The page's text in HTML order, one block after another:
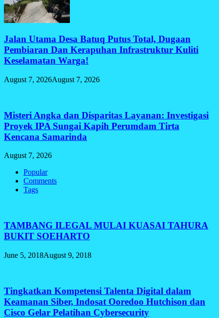
Jalan Utama Desa Batuq Putus Total, Dugaan
Pembiaran Dan Kerapuhan Infrastruktur Kuliti
Keselamatan Warga!
August 7, 2026August 7, 2026
Misteri Angka dan Disparitas Layanan: Investigasi
Proyek IPA Sungai Kapih Perumdam Tirta
Kencana Samarinda
August 7, 2026
Popular
Comments
Tags
TAMBANG ILEGAL MULAI KUASAI TAHURA
BUKIT SOEHARTO
June 5, 2018August 9, 2018
Tingkatkan Kompetensi Talenta Digital dalam
Keamanan Siber, Indosat Ooredoo Hutchison dan
Cisco Gelar Pelatihan Cybersecurity